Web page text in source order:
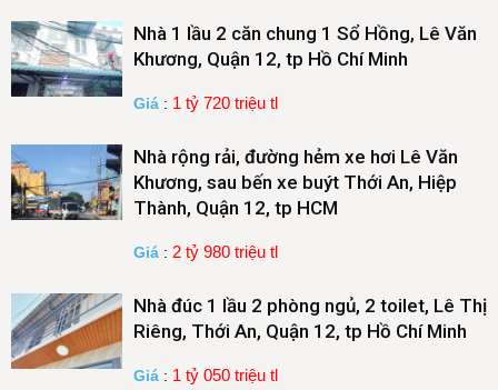
Nhà 1 lầu 2 căn chung 1 Sổ Hồng, Lê Văn
Khương, Quận 12, tp Hồ Chí Minh
Giá : 1 tỷ 720 triệu tl
Nhà rộng rải, đường hẻm xe hơi Lê Văn
Khương, sau bến xe buýt Thới An, Hiệp
Thành, Quận 12, tp HCM
Giá : 2 tỷ 980 triệu tl
Nhà đúc 1 lầu 2 phòng ngủ, 2 toilet, Lê Thị
Riêng, Thới An, Quận 12, tp Hồ Chí Minh
Giá : 1 tỷ 050 triệu tl